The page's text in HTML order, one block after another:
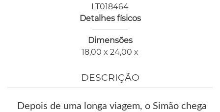
LT018464
Detalhes físicos
Dimensões
18,00 x 24,00 x
DESCRIÇÃO
Depois de uma longa viagem, o Simão chega